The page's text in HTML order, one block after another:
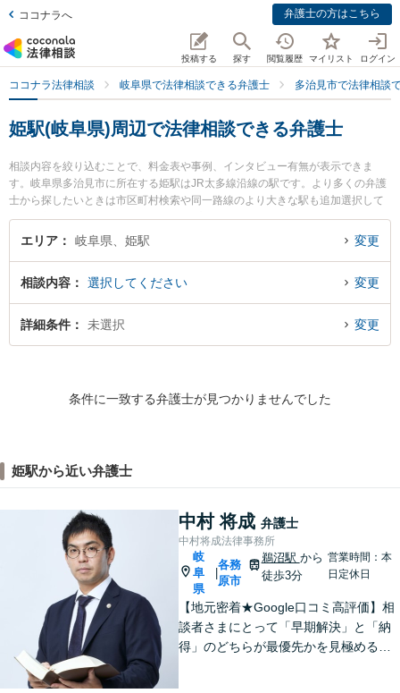
ココナラへ 弁護士の方はこちら
投稿する 探す 閲覧履歴 マイリスト ログイン
ココナラ法律相談 岐阜県で法律相談できる弁護士 多治見市で法律相談
姫駅(岐阜県)周辺で法律相談できる弁護士
相談内容を絞り込むことで、料金表や事例、インタビュー有無が表示できま
す。岐阜県多治見市に所在する姫駅はJR太多線沿線の駅です。より多くの弁護
士から探したいときは市区町村検索や同一路線のより大きな駅も追加選択して
探すと良いでしょう。特に各弁護士のプロフィール情報や弁護士費用、強みな
どが注目されています。『財産分与のトラブルを勤務先から通いやすい姫駅周
きる姫駅付近の弁護士に面談予約したい』などでお困りの相談者さんにおすす
めです。
エリア 岐阜県、姫駅 変更
相談内容 選択してください 変更
詳細条件 未選択 変更
条件に一致する弁護士が見つかりませんでした
姫駅から近い弁護士
中村 将成 弁護士
中村将成法律事務所
岐
阜
県
各務
原市
鵜沼駅 から
徒歩3分
営業時間：本
日定休日
【地元密着★Google口コミ高評価】相
談者さまにとって「早期解決」と「納
得」のどちらが最優先かを見極めるこ